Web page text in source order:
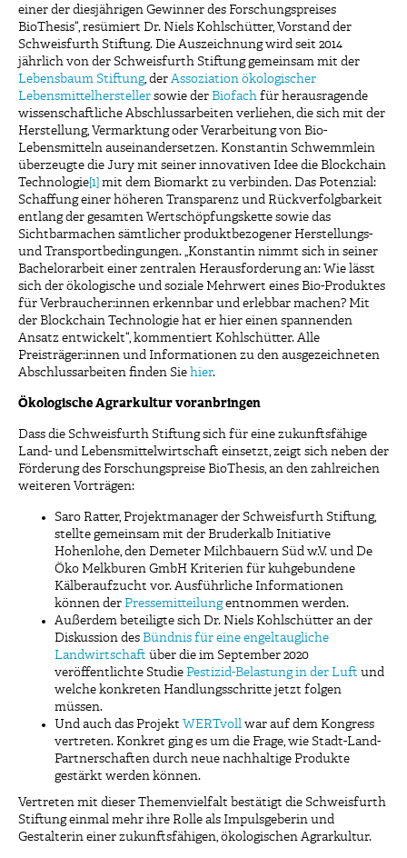
einer der diesjährigen Gewinner des Forschungspreises
BioThesis“, resümiert Dr. Niels Kohlschütter, Vorstand der
Schweisfurth Stiftung. Die Auszeichnung wird seit 2014
jährlich von der Schweisfurth Stiftung gemeinsam mit der
Lebensbaum Stiftung, der Assoziation ökologischer
Lebensmittelhersteller sowie der Biofach für herausragende
wissenschaftliche Abschlussarbeiten verliehen, die sich mit der
Herstellung, Vermarktung oder Verarbeitung von Bio-
Lebensmitteln auseinandersetzen. Konstantin Schwemmlein
überzeugte die Jury mit seiner innovativen Idee die Blockchain
Technologie [1] mit dem Biomarkt zu verbinden. Das Potenzial:
Schaffung einer höheren Transparenz und Rückverfolgbarkeit
entlang der gesamten Wertschöpfungskette sowie das
Sichtbarmachen sämtlicher produktbezogener Herstellungs-
und Transportbedingungen. „Konstantin nimmt sich in seiner
Bachelorarbeit einer zentralen Herausforderung an: Wie lässt
sich der ökologische und soziale Mehrwert eines Bio-Produktes
für Verbraucher:innen erkennbar und erlebbar machen? Mit
der Blockchain Technologie hat er hier einen spannenden
Ansatz entwickelt“, kommentiert Kohlschütter. Alle
Preisträger:innen und Informationen zu den ausgezeichneten
Abschlussarbeiten finden Sie hier.
Ökologische Agrarkultur voranbringen
Dass die Schweisfurth Stiftung sich für eine zukunftsfähige
Land- und Lebensmittelwirtschaft einsetzt, zeigt sich neben der
Förderung des Forschungspreise BioThesis, an den zahlreichen
weiteren Vorträgen:
Saro Ratter, Projektmanager der Schweisfurth Stiftung,
stellte gemeinsam mit der Bruderkalb Initiative
Hohenlohe, den Demeter Milchbauern Süd w.V. und De
Öko Melkburen GmbH Kriterien für kuhgebundene
Kälberaufzucht vor. Ausführliche Informationen
können der Pressemitteilungentnommen werden.
Außerdem beteiligte sich Dr. Niels Kohlschütter an der
Diskussion des Bündnis für eine engeltaugliche
Landwirtschaft über die im September 2020
veröffentlichte Studie Pestizid-Belastung in der Luft und
welche konkreten Handlungsschritte jetzt folgen
müssen.
Und auch das Projekt WERTvoll war auf dem Kongress
vertreten. Konkret ging es um die Frage, wie Stadt-Land-
Partnerschaften durch neue nachhaltige Produkte
gestärkt werden können.
Vertreten mit dieser Themenvielfalt bestätigt die Schweisfurth
Stiftung einmal mehr ihre Rolle als Impulsgeberin und
Gestalterin einer zukunftsfähigen, ökologischen Agrarkultur.